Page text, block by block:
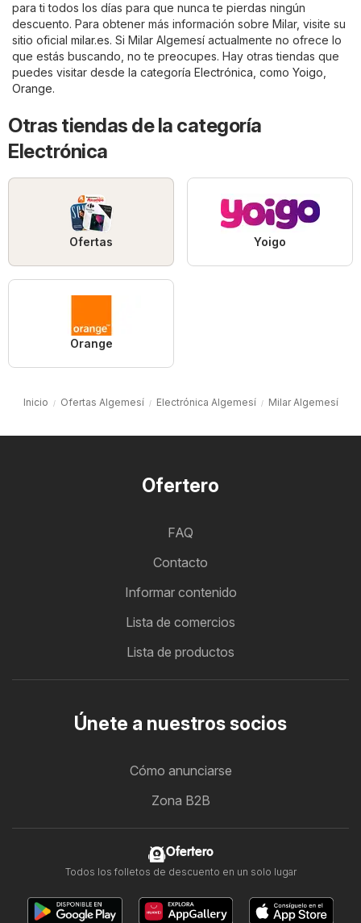
para ti todos los días para que nunca te pierdas ningún
descuento. Para obtener más información sobre Milar, visite su
sitio oficial milar.es. Si Milar Algemesí actualmente no ofrece lo
que estás buscando, no te preocupes. Hay otras tiendas que
puedes visitar desde la categoría Electrónica , como Yoigo
Orange.
Otras tiendas de la categoría
Electrónica
Ofertas Yoigo
Orange
Inicio Ofertas Algemesí Electrónica Algemesí Milar Algemesí
Ofertero
FAQ
Contacto
Informar contenido
Lista de comercios
Lista de productos
Únete a nuestros socios
Cómo anunciarse
Zona B2B
Ofertero
Todos los folletos de descuento en un solo lugar